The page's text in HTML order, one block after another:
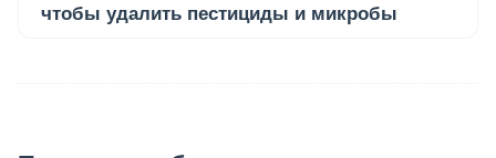
чтобы удалить пестициды и микробы